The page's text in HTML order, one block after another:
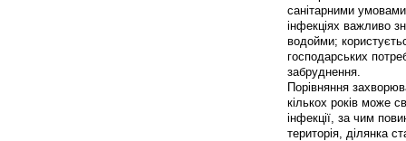
санітарними
інфекціях важливо
водойми;
господарських
забруднення.
Порівняння
кількох років може
інфекції, за чим
територія, ділянка